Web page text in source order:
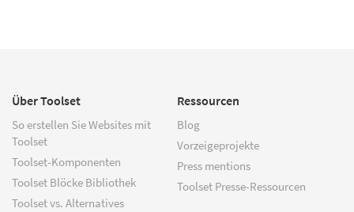
Über Toolset
So erstellen Sie Websites mit
Toolset
Toolset-Komponenten
Toolset Blöcke Bibliothek
Toolset vs. Alternatives
Ressourcen
Blog
Vorzeigeprojekte
Press mentions
Toolset Presse-Ressourcen